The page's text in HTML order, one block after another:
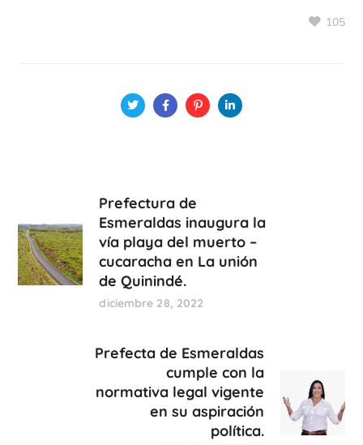
105
Prefectura de
Esmeraldas inaugura la
vía playa del muerto –
cucaracha en La unión
de Quinindé.
diciembre 28, 2022
Prefecta de Esmeraldas
cumple con la
normativa legal vigente
en su aspiración
política.